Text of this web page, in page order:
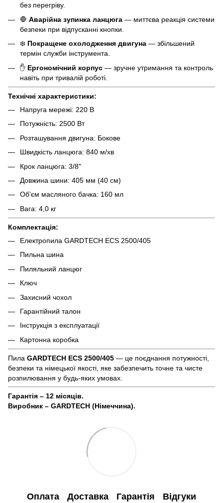
без перегріву.
🛑 Аварійна зупинка ланцюга — миттєва реакція системи
безпеки при відпусканні кнопки.
❄️ Покращене охолодження двигуна — збільшений
термін служби інструмента.
✋ Ергономічний корпус — зручне утримання та контроль
навіть при тривалій роботі.
Технічні характеристики:
Напруга мережі: 220 В
Потужність: 2500 Вт
Розташування двигуна: Бокове
Швидкість ланцюга: 840 м/хв
Крок ланцюга: 3/8"
Довжина шини: 405 мм (40 см)
Об’єм масляного бачка: 160 мл
Вага: 4,0 кг
Комплектація:
Електропила GARDTECH ECS 2500/405
Пильна шина
Пиляльний ланцюг
Ключ
Захисний чохол
Гарантійний талон
Інструкція з експлуатації
Картонна коробка
Пила GARDTECH ECS 2500/405 — це поєднання потужності,
безпеки та німецької якості, яке забезпечить точне та чисте
розпилювання у будь-яких умовах.
Гарантія – 12 місяців.
Виробник – GARDTECH (Німеччина).
Оплата Доставка Гарантія Відгуки